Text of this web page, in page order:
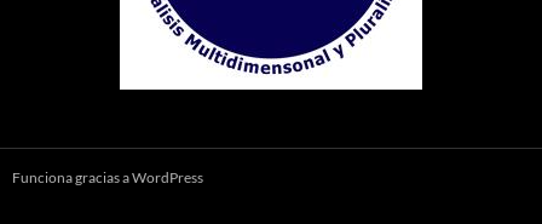
Funciona gracias a WordPress